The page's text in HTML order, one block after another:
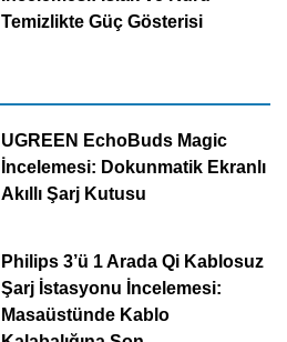
Temizlikte Güç Gösterisi
UGREEN EchoBuds Magic
İncelemesi: Dokunmatik Ekranlı
Akıllı Şarj Kutusu
Philips 3’ü 1 Arada Qi Kablosuz
Şarj İstasyonu İncelemesi:
Masaüstünde Kablo